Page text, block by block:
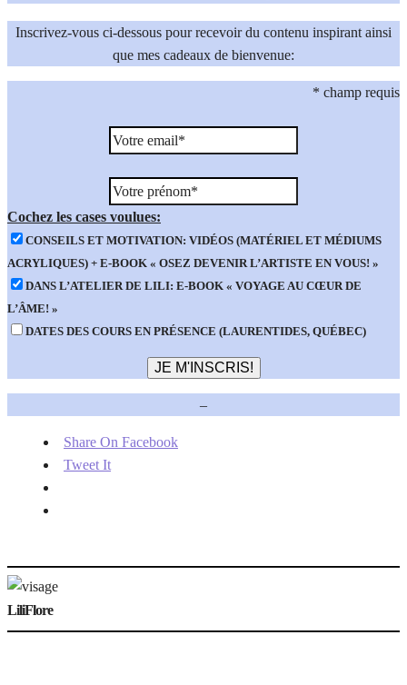
Inscrivez-vous ci-dessous pour recevoir du contenu inspirant ainsi
que mes cadeaux de bienvenue:
* champ requis
Cochez les cases voulues:
CONSEILS ET MOTIVATION: VIDÉOS (MATÉRIEL ET MÉDIUMS
ACRYLIQUES) + E-BOOK « OSEZ DEVENIR L’ARTISTE EN VOUS! »
DANS L’ATELIER DE LILI: E-BOOK « VOYAGE AU CŒUR DE
L’ÂME! »
DATES DES COURS EN PRÉSENCE (LAURENTIDES, QUÉBEC)
–
Share On Facebook
Tweet It
LiliFlore